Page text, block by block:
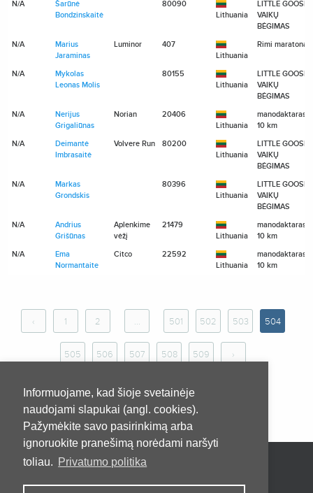
Informuojame, kad šioje svetainėje
naudojami slapukai (angl. cookies).
Pažymėkite savo pasirinkimą arba
ignoruokite pranešimą norėdami naršyti
toliau. Privatumo politika
N/A
Šarūnė
Bondzinskaitė
80090
Lithuania
LITTLE GOOSE
VAIKŲ
BĖGIMAS
N/A
Marius
Jaraminas
Luminor
407
Lithuania
Rimi maratonas
N/A
Mykolas
Leonas Molis
80155
Lithuania
LITTLE GOOSE
VAIKŲ
BĖGIMAS
N/A
Nerijus
Grigaliūnas
Norian
20406
Lithuania
manodaktaras.lt
10 km
N/A
Deimantė
Imbrasaitė
Volvere Run
80200
Lithuania
LITTLE GOOSE
VAIKŲ
BĖGIMAS
N/A
Markas
Grondskis
80396
Lithuania
LITTLE GOOSE
VAIKŲ
BĖGIMAS
N/A
Andrius
Grišūnas
Aplenkime
vėžį
21479
Lithuania
manodaktaras.lt
10 km
N/A
Ema
Normantaite
Citco
22592
Lithuania
manodaktaras.lt
10 km
‹ 1 2 ... 501 502 503 504
505 506 507 508 509 ›
Pradžia Apie
Kontaktai